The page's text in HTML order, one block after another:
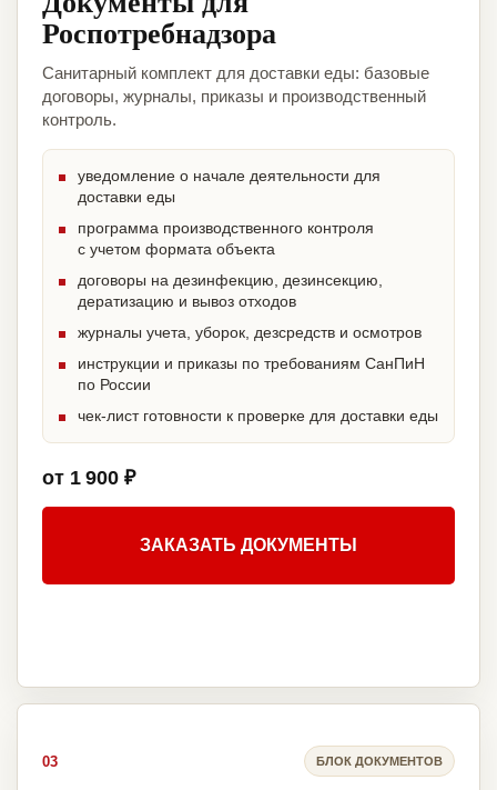
Роспотребнадзора
Санитарный комплект для доставки еды: базовые
договоры, журналы, приказы и производственный
контроль.
уведомление о начале деятельности для
доставки еды
программа производственного контроля
с учетом формата объекта
договоры на дезинфекцию, дезинсекцию,
дератизацию и вывоз отходов
журналы учета, уборок, дезсредств и осмотров
инструкции и приказы по требованиям СанПиН
по России
чек-лист готовности к проверке для доставки еды
от 1 900 ₽
ЗАКАЗАТЬ ДОКУМЕНТЫ
03 БЛОК ДОКУМЕНТОВ